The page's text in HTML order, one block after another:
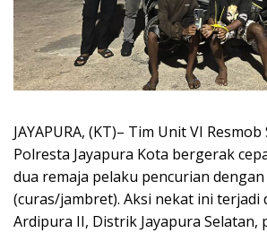
JAYAPURA, (KT)– Tim Unit VI
Polresta Jayapura Kota bergerak
dua remaja pelaku pencurian
(curas/jambret). Aksi nekat ini terjadi
Ardipura II, Distrik Jayapura Selatan,